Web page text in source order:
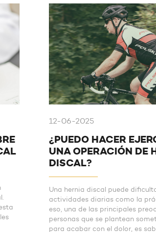
12-06-2025
¿PUEDO HACER
UNA OPERACIÓN DE
DISCAL?
Una hernia discal puede
actividades diarias como la
eso, una de las principales
personas que se plantean
para acabar con el dolor, es